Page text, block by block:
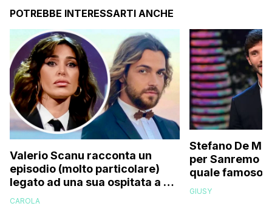
POTREBBE INTERESSARTI ANCHE
Valerio Scanu racconta un
episodio (molto particolare)
legato ad una sua ospitata a Le
Iene mai andata in onda: “Belen
CAROLA
Stefano De
per Sanremo
quale famoso
relativo
GIUSY